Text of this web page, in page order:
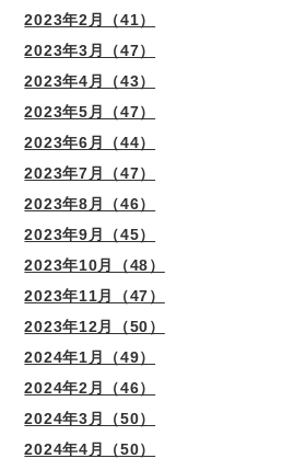
2023年2月（41）
2023年3月（47）
2023年4月（43）
2023年5月（47）
2023年6月（44）
2023年7月（47）
2023年8月（46）
2023年9月（45）
2023年10月（48）
2023年11月（47）
2023年12月（50）
2024年1月（49）
2024年2月（46）
2024年3月（50）
2024年4月（50）